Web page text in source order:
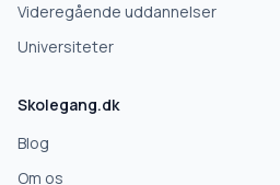
Videregående uddannelser
Universiteter
Skolegang.dk
Blog
Om os